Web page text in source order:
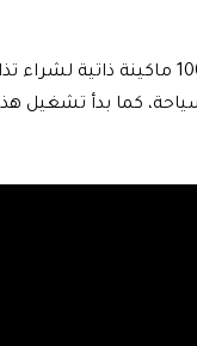
كما بدأ تشغيل